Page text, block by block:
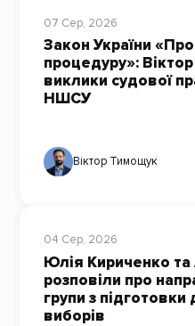
07 Сер, 2026
Закон України
процедуру»:
виклики судової
НШСУ
Віктор Тимощук
04 Сер, 2026
Юлія Кириченко та
розповіли про
групи з
виборів